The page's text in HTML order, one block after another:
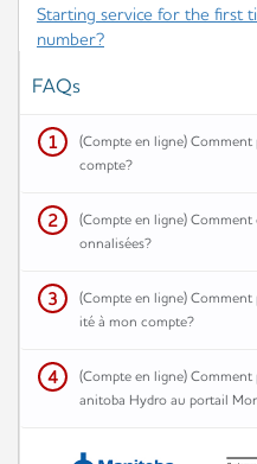
Starting service for the first
number?
FAQs
1
(Compte en ligne)
compte?
2
(Compte en ligne)
onnalisées?
3
(Compte en ligne)
ité à mon compte?
4
(Compte en ligne)
anitoba Hydro au portail